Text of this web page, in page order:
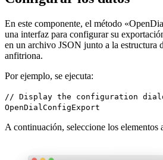
En este componente, el método «
una interfaz para configurar su
en un archivo JSON junto a la estructura
anfitriona.
Por ejemplo, se ejecuta:
// Display the configuration
OpenDialConfigExport
A continuación, seleccione los elementos